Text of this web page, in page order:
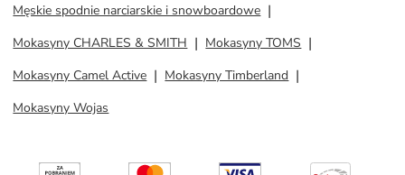
Męskie spodnie narciarskie i snowboardowe
Mokasyny CHARLES & SMITH
Mokasyny TOMS
Mokasyny Camel Active
Mokasyny Timberland
Mokasyny Wojas